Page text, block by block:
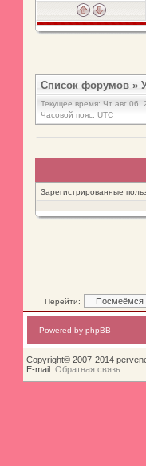
Список форумов »
Текущее время: Чт авг
Часовой пояс: UTC
Зарегистрированные
Перейти:
Powered by phpBB
Copyright© 2007-2014
E-mail: Обратная связь